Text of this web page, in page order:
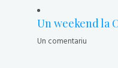
Un weekend la
Un comentariu